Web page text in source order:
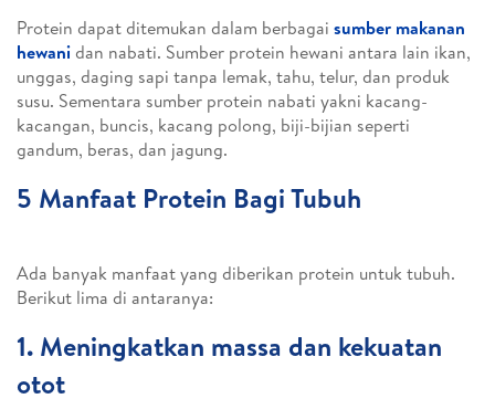
Protein dapat ditemukan dalam berbagai sumber makanan
hewanidan nabati. Sumber protein hewani antara lain ikan,
unggas, daging sapi tanpa lemak, tahu, telur, dan produk
susu. Sementara sumber protein nabati yakni kacang-
kacangan, buncis, kacang polong, biji-bijian seperti
gandum, beras, dan jagung.
5 Manfaat Protein Bagi Tubuh
Ada banyak manfaat yang diberikan protein untuk tubuh.
Berikut lima di antaranya:
1. Meningkatkan massa dan kekuatan
otot